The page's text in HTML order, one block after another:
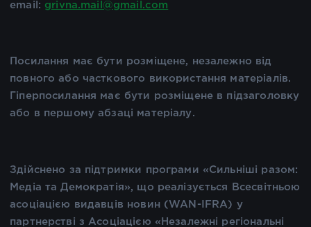
email: grivna.mail@gmail.com
Посилання має бути розміщене, незалежно від
повного або часткового використання матеріалів.
Гіперпосилання має бути розміщене в підзаголовку
або в першому абзаці матеріалу.
Здійснено за підтримки програми «Сильніші разом:
Медіа та Демократія», що реалізується Всесвітньою
асоціацією видавців новин (WAN-IFRA) у
партнерстві з Асоціацією «Незалежні регіональні